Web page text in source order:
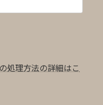
処理方法の詳細はこ